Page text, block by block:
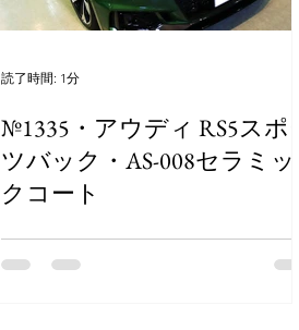
№1335・アウディ RS5スポー
ツバック・AS-008セラミッ
クコート
読了時間: 1分